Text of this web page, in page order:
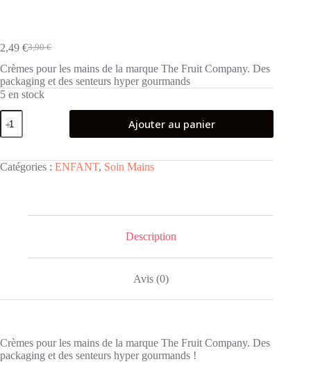
3,90€
Le
prix
initial
était :
2,49 €Le
prix
actuel
est :
Crèmes pour les mains de la marque The Fruit Company. Des
packaging et des senteurs hyper gourmands
5 en stock
quantité
de
Crème
les
mains
Ajouter au panier
Catégories : ENFANT, Soin Mains
Description
Avis (0)
Crèmes pour les mains de la marque The Fruit Company. Des
packaging et des senteurs hyper gourmands !